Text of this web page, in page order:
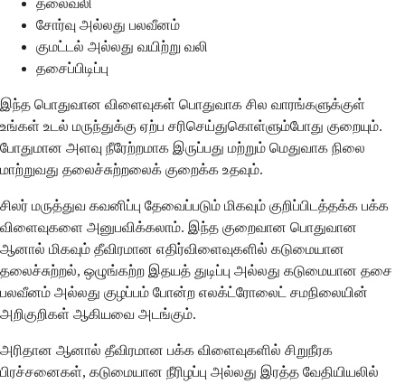
தலைவலி
சோர்வு அல்லது பலவீனம்
குமட்டல் அல்லது வயிற்று வலி
தசைப்பிடிப்பு
இந்த பொதுவான விளைவுகள் பொதுவாக சில வாரங்களுக்குள்
உங்கள் உடல் மருந்துக்கு ஏற்ப சரிசெய்துகொள்ளும்போது குறையும்.
போதுமான அளவு நீரேற்றமாக இருப்பது மற்றும் மெதுவாக நிலை
மாற்றுவது தலைச்சுற்றலைக் குறைக்க உதவும்.
சிலர் மருத்துவ கவனிப்பு தேவைப்படும் மிகவும் குறிப்பிடத்தக்க பக்க
விளைவுகளை அனுபவிக்கலாம். இந்த குறைவான பொதுவான
ஆனால் மிகவும் தீவிரமான எதிர்விளைவுகளில் கடுமையான
தலைச்சுற்றல், ஒழுங்கற்ற இதயத் துடிப்பு அல்லது கடுமையான தசை
பலவீனம் அல்லது குழப்பம் போன்ற எலக்ட்ரோலைட் சமநிலையின்
அறிகுறிகள் ஆகியவை அடங்கும்.
அரிதான ஆனால் தீவிரமான பக்க விளைவுகளில் சிறுநீரக
பிரச்சனைகள், கடுமையான நீரிழப்பு அல்லது இரத்த வேதியியலில்